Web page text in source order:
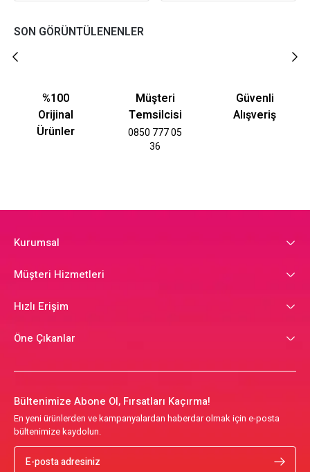
SON GÖRÜNTÜLENENLER
%100
Orijinal
Ürünler
Müşteri
Temsilcisi
0850 777 05
36
Güvenli
Alışveriş
Kurumsal
Müşteri Hizmetleri
Hızlı Erişim
Öne Çıkanlar
Bültenimize Abone Ol, Fırsatları Kaçırma!
En yeni ürünlerden ve kampanyalardan haberdar olmak için e-posta
bültenimize kaydolun.